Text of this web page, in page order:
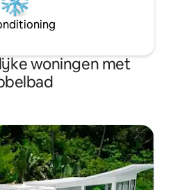
woningen met